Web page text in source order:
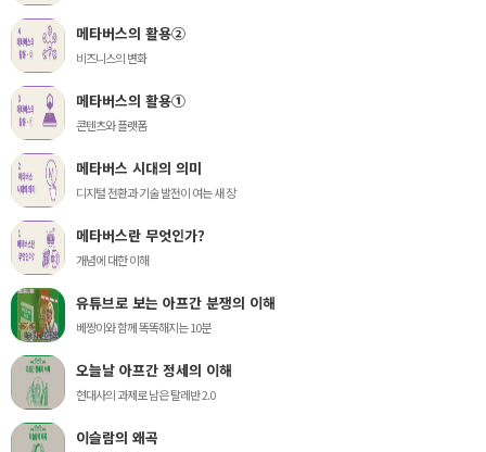
메타버스의 활용②
비즈니스의 변화
메타버스의 활용①
콘텐츠와 플랫폼
메타버스 시대의 의미
디지털 전환과 기술 발전이 여는 새 장
메타버스란 무엇인가?
개념에 대한 이해
유튜브로 보는 아프간 분쟁의 이해
베짱이와 함께 똑똑해지는 10분
오늘날 아프간 정세의 이해
현대사의 과제로 남은 탈레반 2.0
이슬람의 왜곡